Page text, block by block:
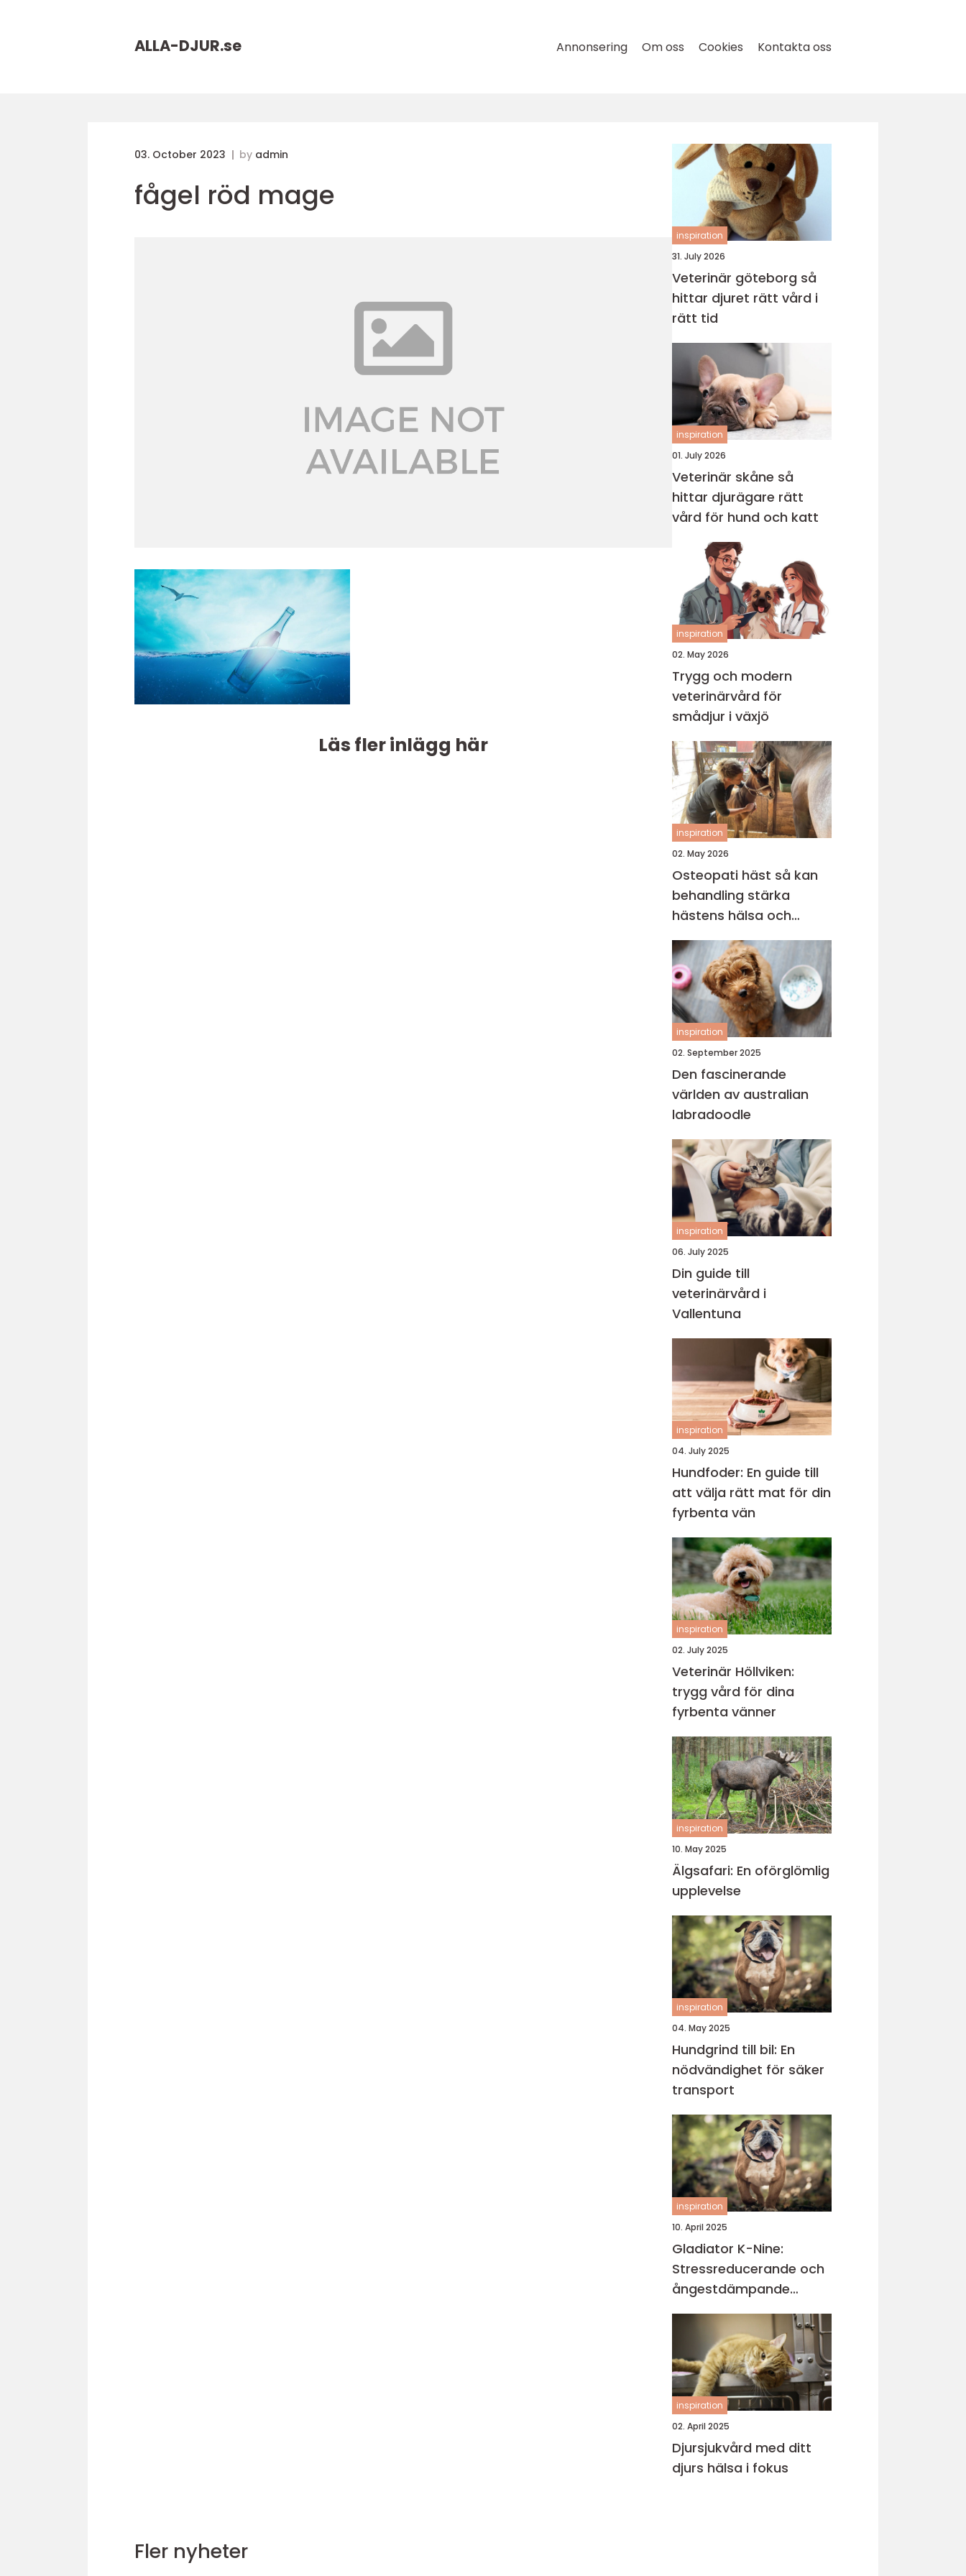
ALLA-DJUR.se Annonsering Om oss Cookies Kontakta oss
03. October 2023 by admin
fågel röd mage
Läs fler inlägg här
inspiration
31. July 2026
Veterinär göteborg så
hittar djuret rätt vård i
rätt tid
inspiration
01. July 2026
Veterinär skåne så
hittar djurägare rätt
vård för hund och katt
inspiration
02. May 2026
Trygg och modern
veterinärvård för
smådjur i växjö
inspiration
02. May 2026
Osteopati häst så kan
behandling stärka
hästens hälsa och
prestation
inspiration
02. September 2025
Den fascinerande
världen av australian
labradoodle
inspiration
06. July 2025
Din guide till
veterinärvård i
Vallentuna
inspiration
04. July 2025
Hundfoder: En guide till
att välja rätt mat för din
fyrbenta vän
inspiration
02. July 2025
Veterinär Höllviken:
trygg vård för dina
fyrbenta vänner
inspiration
10. May 2025
Älgsafari: En oförglömlig
upplevelse
inspiration
04. May 2025
Hundgrind till bil: En
nödvändighet för säker
transport
inspiration
10. April 2025
Gladiator K-Nine:
Stressreducerande och
ångestdämpande
hundhalsband
inspiration
02. April 2025
Djursjukvård med ditt
djurs hälsa i fokus
Fler nyheter